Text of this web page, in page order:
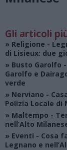
Gli articoli
» Religione -
di Lisieux: due
» Busto Garolfo
Garolfo e
verde
» Nerviano -
Polizia Locale di
» Maltempo -
nell’Alto
» Eventi - Cosa
Legnano e